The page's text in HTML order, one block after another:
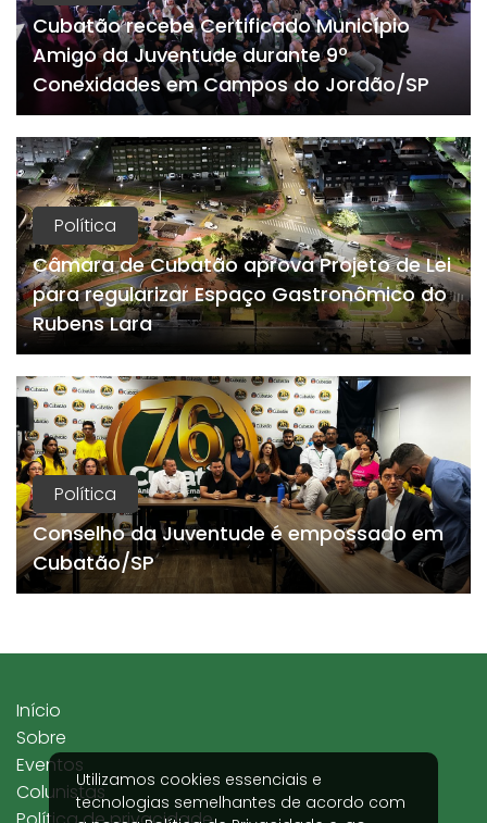
Cubatão recebe Certificado Município
Amigo da Juventude durante 9º
Conexidades em Campos do Jordão/SP
Política
Câmara de Cubatão aprova Projeto de Lei
para regularizar Espaço Gastronômico do
Rubens Lara
Política
Conselho da Juventude é empossado em
Cubatão/SP
Utilizamos cookies essenciais e
tecnologias semelhantes de acordo com
Início
Sobre
Eventos
Colunistas